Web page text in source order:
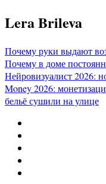
Перейти
к
Lera Brileva
Почему руки выдают
Почему в доме
Нейровизуалист 2026:
Money 2026:
бельё сушили на улице